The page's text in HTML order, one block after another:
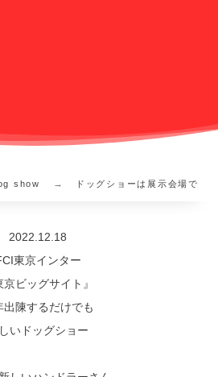
show ドッグショーは展示会場で
2022.12.18
東京インター
京ビッグサイト』
出陳するだけでも
いドッグショー